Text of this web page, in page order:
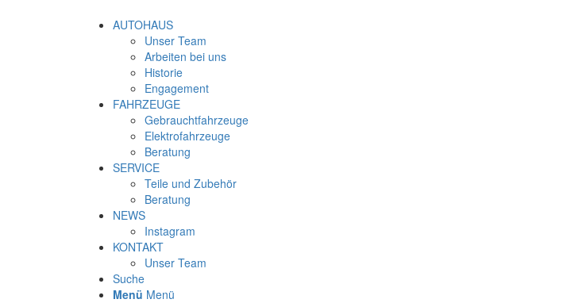
AUTOHAUS
Unser Team
Arbeiten bei uns
Historie
Engagement
FAHRZEUGE
Gebrauchtfahrzeuge
Elektrofahrzeuge
Beratung
SERVICE
Teile und Zubehör
Beratung
NEWS
Instagram
KONTAKT
Unser Team
Suche
Menü Menü